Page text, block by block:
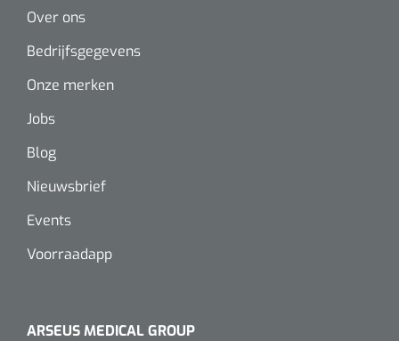
Over ons
Bedrijfsgegevens
Onze merken
Jobs
Blog
Nieuwsbrief
Events
Voorraadapp
ARSEUS MEDICAL GROUP